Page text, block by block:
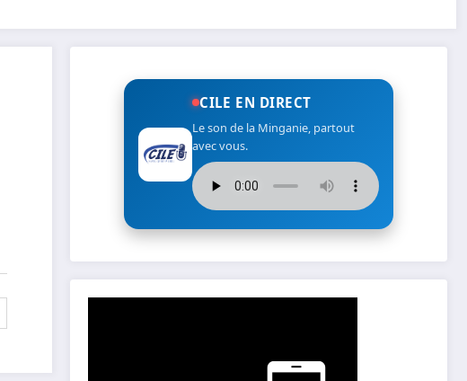
CILE EN DIRECT
Le son de la Minganie, partout
avec vous.